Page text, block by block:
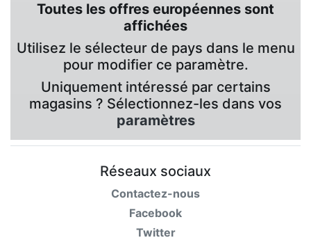
Toutes les offres européennes sont
affichées
Utilisez le sélecteur de pays dans le menu
pour modifier ce paramètre.
Uniquement intéressé par certains
magasins ? Sélectionnez-les dans vos
paramètres
Réseaux sociaux
Contactez-nous
Facebook
Twitter